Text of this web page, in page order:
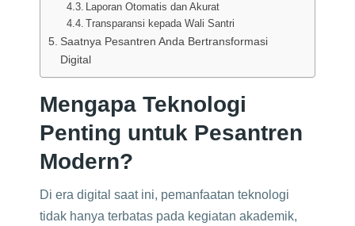
Laporan Otomatis dan Akurat
Transparansi kepada Wali Santri
Saatnya Pesantren Anda Bertransformasi
Digital
Mengapa Teknologi
Penting untuk Pesantren
Modern?
Di era digital saat ini, pemanfaatan teknologi
tidak hanya terbatas pada kegiatan akademik,